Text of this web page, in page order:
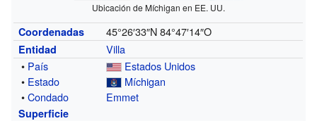
Ubicación de Míchigan en EE. UU.
Coordenadas 45°26′33″N 84°47′14″O
Entidad
Villa
• País
Estados Unidos
• Estado
Míchigan
•Condado Emmet
Superficie